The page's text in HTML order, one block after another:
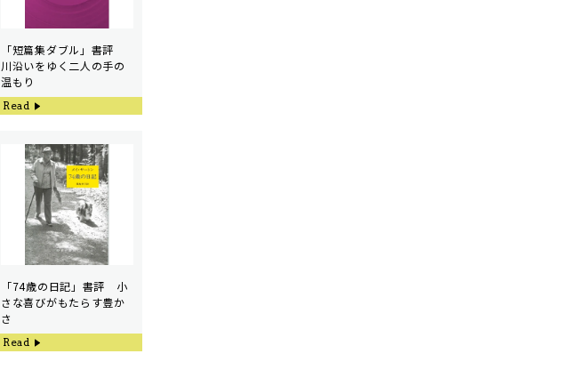
「短篇集ダブル」書評
川沿いをゆく二人の手の
温もり
Read
「74歳の日記」書評 小
さな喜びがもたらす豊か
さ
Read